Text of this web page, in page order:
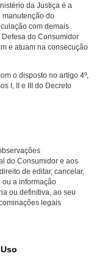
da Justiça é a
do
com demais
do Consumidor
e atuam na consecução
o disposto no artigo 4º,
I, II e III do Decreto
do Consumidor e aos
de editar, cancelar,
ou a informação
ou definitiva, ao seu
legais